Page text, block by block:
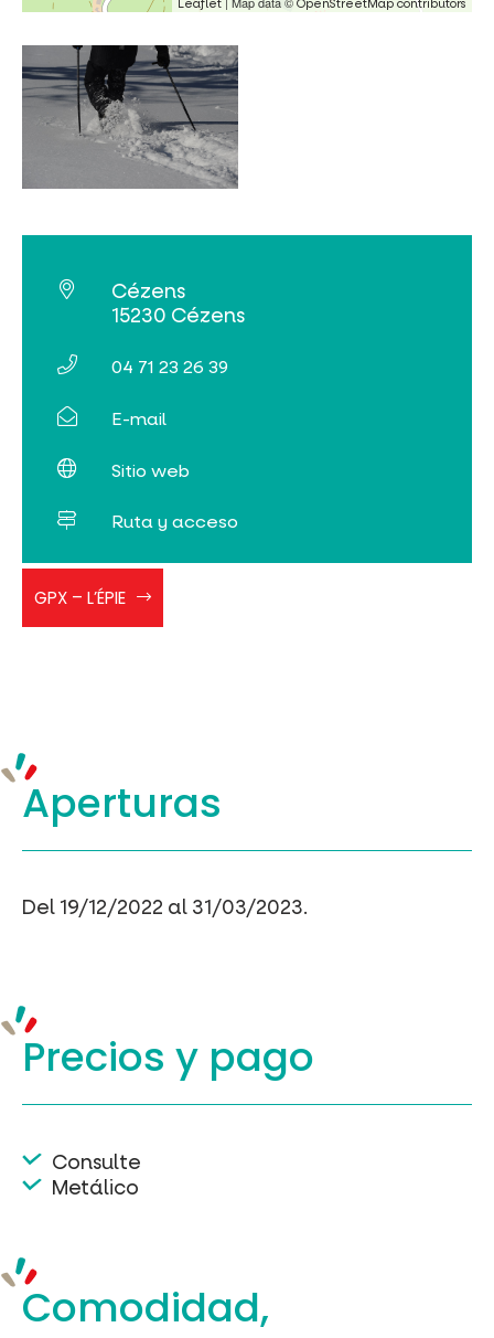
Leaflet OpenStreetMap contributors
Aperturas
Del 19/12/2022 al 31/03/2023.
Precios y pago
Consulte
Metálico
Comodidad,
Cézens
15230 Cézens
04 71 23 26 39
E-mail
Sitio web
Ruta y acceso
GPX – L’ÉPIE
lepie